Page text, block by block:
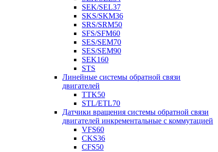
SEK/SEL37
SKS/SKM36
SRS/SRM50
SFS/SFM60
SES/SEM70
SES/SEM90
SEK160
STS
Линейные системы обратной связи
двигателей
TTK50
STL/ETL70
Датчики вращения системы обратной связи
двигателей инкрементальные с коммутацией
VFS60
CKS36
CFS50